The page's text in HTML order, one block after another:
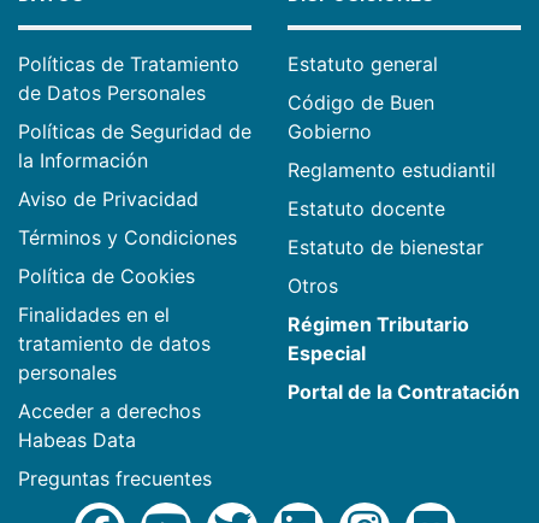
Políticas de Tratamiento
de Datos Personales
Políticas de Seguridad de
la Información
Aviso de Privacidad
Términos y Condiciones
Política de Cookies
Finalidades en el
tratamiento de datos
personales
Acceder a derechos
Habeas Data
Preguntas frecuentes
Estatuto general
Código de Buen
Gobierno
Reglamento estudiantil
Estatuto docente
Estatuto de bienestar
Otros
Régimen Tributario
Especial
Portal de la Contratación